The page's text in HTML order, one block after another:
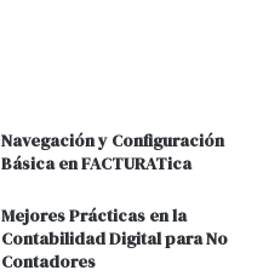
Navegación y Configuración
Básica en FACTURATica
Mejores Prácticas en la
Contabilidad Digital para No
Contadores